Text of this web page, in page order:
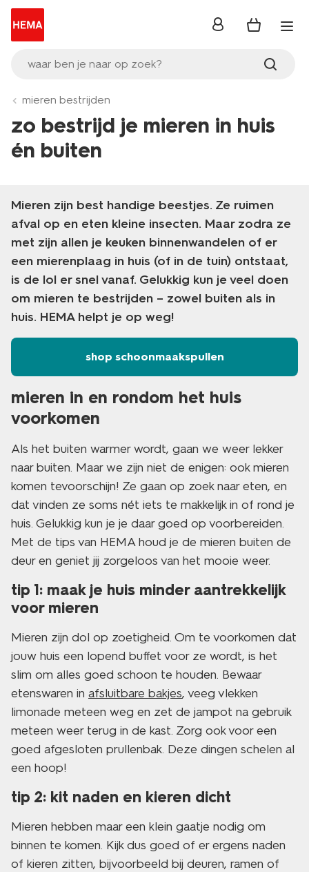
waar ben je naar op zoek?
inloggen
mieren bestrijden
zo bestrijd je mieren in huis
én buiten
Mieren zijn best handige beestjes. Ze ruimen
afval op en eten kleine insecten. Maar zodra ze
met zijn allen je keuken binnenwandelen of er
een mierenplaag in huis (of in de tuin) ontstaat,
is de lol er snel vanaf. Gelukkig kun je veel doen
om mieren te bestrijden – zowel buiten als in
huis. HEMA helpt je op weg!
shop schoonmaakspullen
mieren in en rondom het huis
voorkomen
Als het buiten warmer wordt, gaan we weer lekker
naar buiten. Maar we zijn niet de enigen: ook mieren
komen tevoorschijn! Ze gaan op zoek naar eten, en
dat vinden ze soms nét iets te makkelijk in of rond je
huis. Gelukkig kun je je daar goed op voorbereiden.
Met de tips van HEMA houd je de mieren buiten de
deur en geniet jij zorgeloos van het mooie weer.
tip 1: maak je huis minder aantrekkelijk
voor mieren
Mieren zijn dol op zoetigheid. Om te voorkomen dat
jouw huis een lopend buffet voor ze wordt, is het
slim om alles goed schoon te houden. Bewaar
etenswaren in afsluitbare bakjes, veeg vlekken
limonade meteen weg en zet de jampot na gebruik
meteen weer terug in de kast. Zorg ook voor een
goed afgesloten prullenbak. Deze dingen schelen al
een hoop!
tip 2: kit naden en kieren dicht
Mieren hebben maar een klein gaatje nodig om
binnen te komen. Kijk dus goed of er ergens naden
of kieren zitten, bijvoorbeeld bij deuren, ramen of